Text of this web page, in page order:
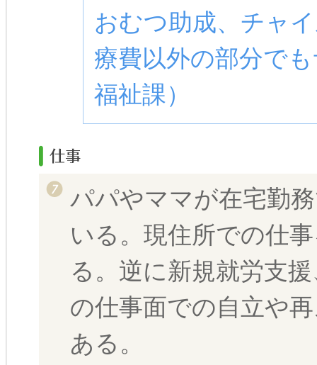
おむつ助成、チャ
療費以外の部分で
福祉課）
パパやママが在宅勤
いる。現住所での仕
る。逆に新規就労支
の仕事面での自立や
ある。